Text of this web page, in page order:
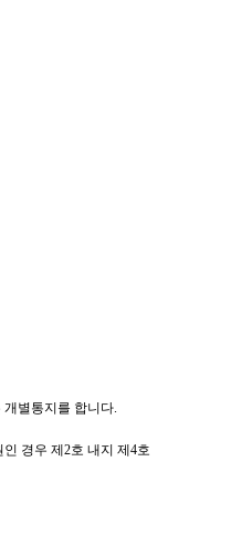
별통지를 합니다.
경우 제2호 내지 제4호